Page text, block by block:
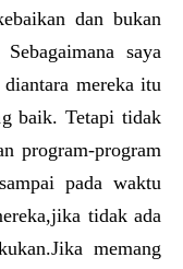
dan bukan
saya
mereka itu
baik. Tetapi tidak
program-program
pada waktu
tidak ada
memang